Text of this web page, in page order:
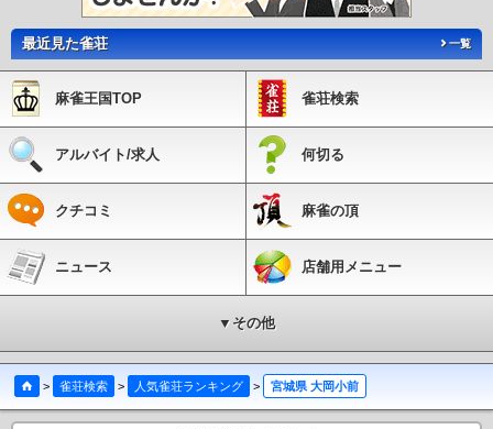
最近見た雀荘 一覧
麻雀王国TOP 雀荘検索
アルバイト/求人 何切る
クチコミ 麻雀の頂
ニュース 店舗用メニュー
▼その他
> 雀荘検索 > 人気雀荘ランキング > 宮城県 大岡小前